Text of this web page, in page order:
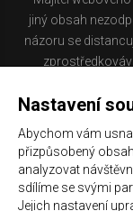
jiný obsah
názoru se
nacházíte
nejsou dle právní
službách
(zákon o
zejména §6
Nastavení
Abychom vám
přizpůsobený
analyzovat
sdílíme se svými
Jejich nastavení